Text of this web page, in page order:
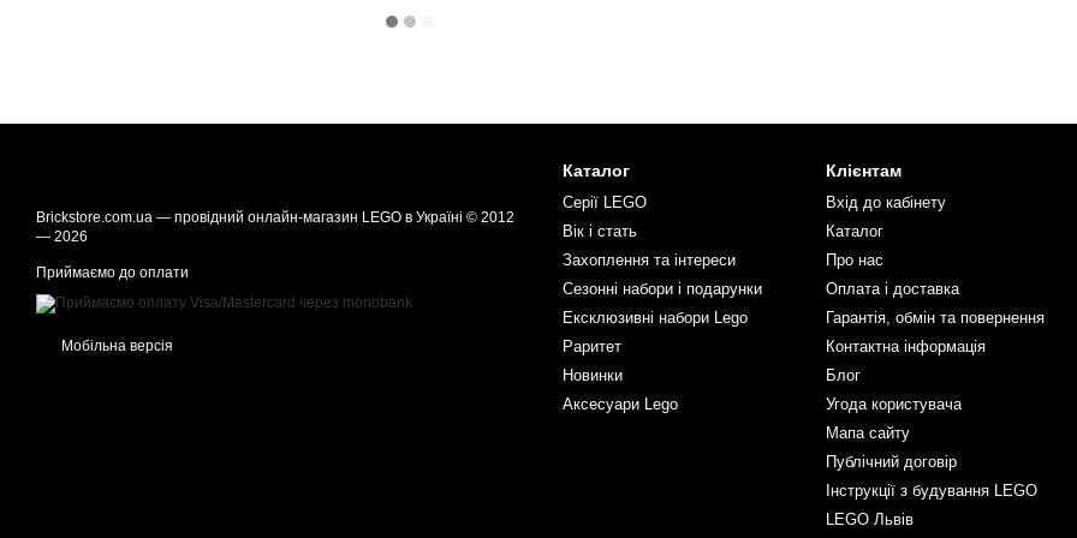
Brickstore.com.ua — провідний онлайн-магазин LEGO в Україні © 2012
— 2026
Приймаємо до оплати
Мобільна версія
Каталог
Серії LEGO
Вік і стать
Захоплення та інтереси
Сезонні набори і подарунки
Ексклюзивні набори Lego
Раритет
Новинки
Аксесуари Lego
Клієнтам
Вхід до кабінету
Каталог
Про нас
Оплата і доставка
Гарантія, обмін та повернення
Контактна інформація
Блог
Угода користувача
Мапа сайту
Публічний договір
Інструкції з будування LEGO
LEGO Львів